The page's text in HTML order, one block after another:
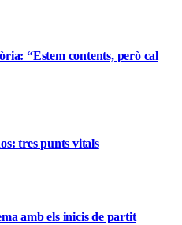
“Estem contents, però cal
tres punts vitals
amb els inicis de partit